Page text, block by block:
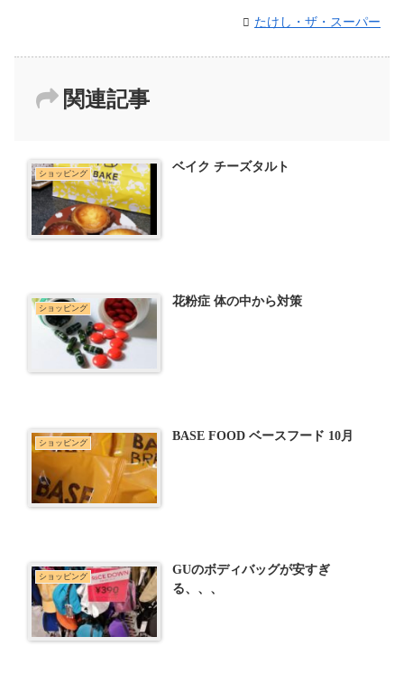
たけし・ザ・スーパー
関連記事
ショッピング ベイク チーズタルト
ショッピング 花粉症 体の中から対策
ショッピング BASE FOOD ベースフード 10月
ショッピング
GUのボディバッグが安すぎ
る、、、